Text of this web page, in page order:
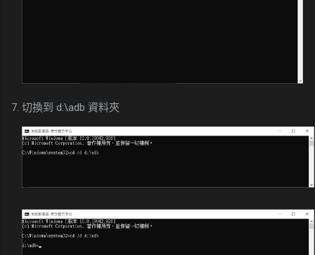
7. 切換到 d:\adb 資料夾